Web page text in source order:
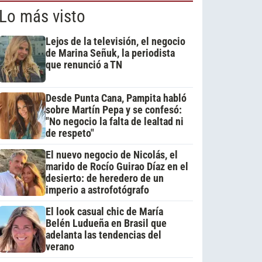
más visto
Lejos de la televisión, el negocio
de Marina Señuk, la periodista
que renunció a TN
Desde Punta Cana, Pampita habló
sobre Martín Pepa y se confesó:
"No negocio la falta de lealtad ni
de respeto"
El nuevo negocio de Nicolás, el
marido de Rocío Guirao Díaz en el
desierto: de heredero de un
imperio a astrofotógrafo
El look casual chic de María
Belén Ludueña en Brasil que
adelanta las tendencias del
verano